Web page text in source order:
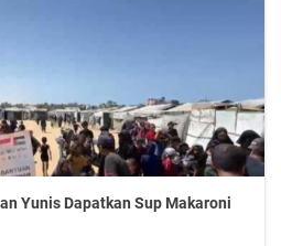
Yunis Dapatkan Sup Makaroni